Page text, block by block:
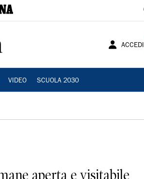
ACCEDI
VIDEO SCUOLA 2030
aperta e visitabile